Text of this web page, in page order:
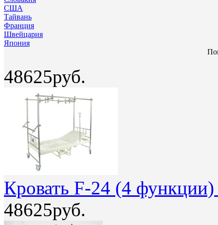
США
Тайвань
Франция
Швейцария
Япония
48625руб.
Кровать F-24 (4
48625руб.